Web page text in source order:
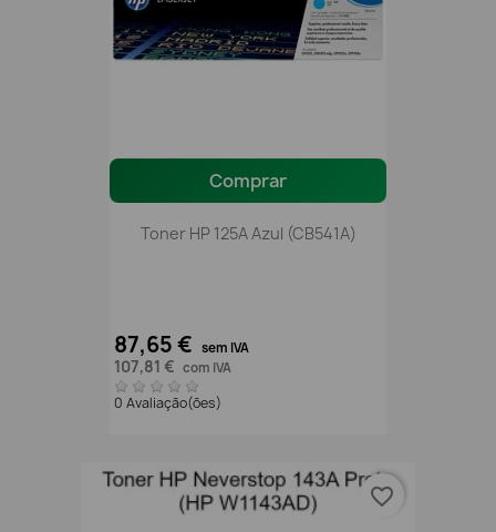
Comprar
Toner HP 125A Azul (CB541A)
87,65 € sem IVA
107,81 € com IVA
0 Avaliação(ões)
favorite_border